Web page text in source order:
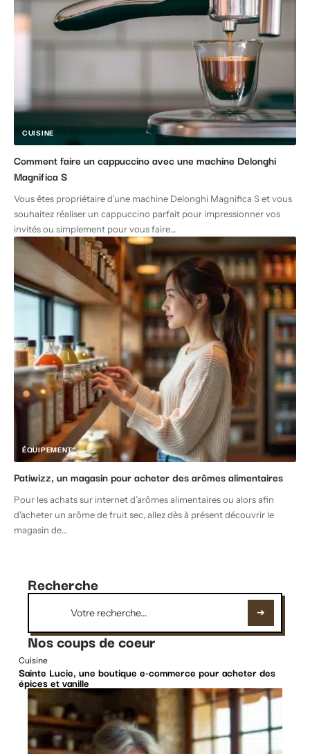
CUISINE
Comment faire un cappuccino avec une machine Delonghi
Magnifica S
Vous êtes propriétaire d'une machine Delonghi Magnifica S et vous
souhaitez réaliser un cappuccino parfait pour impressionner vos
invités ou simplement pour vous faire…
ÉQUIPEMENT
Patiwizz, un magasin pour acheter des arômes alimentaires
Pour les achats sur internet d’arômes alimentaires ou alors afin
d'acheter un arôme de fruit sec, allez dès à présent découvrir le
magasin de…
Recherche
Nos coups de coeur
Cuisine
Sainte Lucie, une boutique e-commerce pour acheter des
épices et vanille